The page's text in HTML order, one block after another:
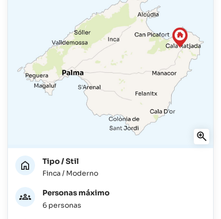
Tipo / Stil
Finca / Moderno
Personas máximo
6 personas